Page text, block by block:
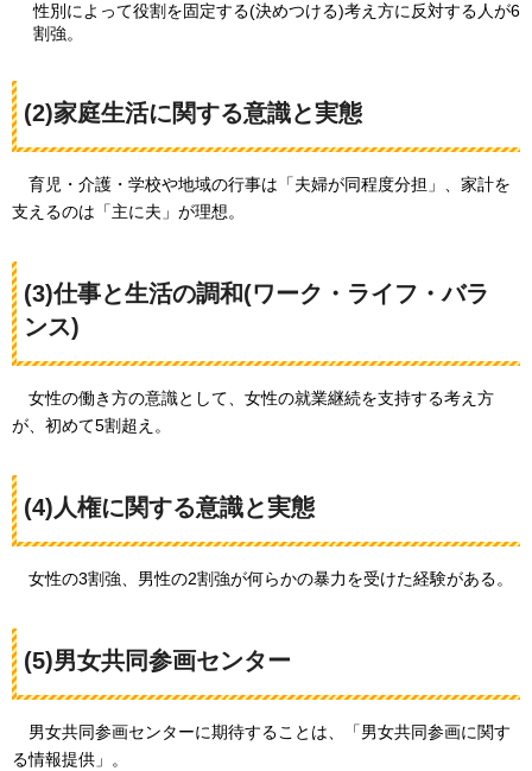
性別によって役割を固定する(決めつける)考え方に反対する人が6
割強。
(2)家庭生活に関する意識と実態
育児 ・介護・学校や地域の行事は「夫婦が同程度分担」、家計を
支えるのは「主に夫」が理想。
(3)仕事と生活の調和(ワーク・ライフ・バラ
ンス)
女性の働き方の意識として、女性の就業継続を支持する考え方
が、初めて5割超え 。
(4)人権に関する意識と実態
女性の3割強、男性の2割強が何らかの暴力を受けた経験がある。
(5)男女共同参画センター
男女共同参画センターに期待することは、「男女共同参画に関す
る情報提供 」。